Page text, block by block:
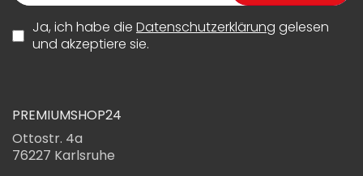
Ja, ich habe die Datenschutzerklärung gelesen
und akzeptiere sie.
PREMIUMSHOP24
Ottostr. 4a
76227 Karlsruhe